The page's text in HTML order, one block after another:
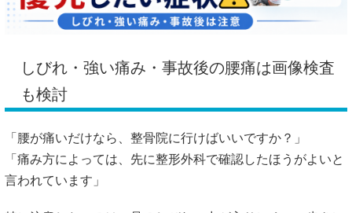
しびれ・強い痛み・事故後の腰痛は画像検査
も検討
「腰が痛いだけなら、整骨院に行けばいいですか？」
「痛み方によっては、先に整形外科で確認したほうがよいと
言われています」